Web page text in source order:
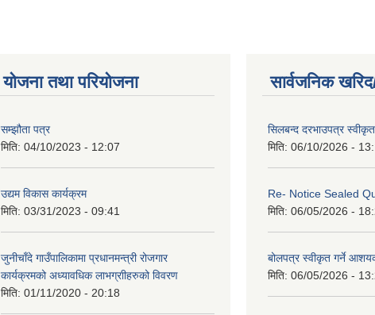
योजना तथा परियोजना
सम्झौता पत्र
मिति: 04/10/2023 - 12:07
उद्यम विकास कार्यक्रम
मिति: 03/31/2023 - 09:41
जुनीचाँदे गाउँपालिकामा प्रधानमन्‍त्री रोजगार
कार्यक्रमको अध्यावधिक लाभग्राीहरुको विवरण
मिति: 01/11/2020 - 20:18
सार्वजनिक
सिलबन्द दरभाउपत्र
मिति: 06/10/2026 -
Re- Notice Sealed
मिति: 06/05/2026 -
बोलपत्र स्वीकृत गर्ने
मिति: 06/05/2026 -